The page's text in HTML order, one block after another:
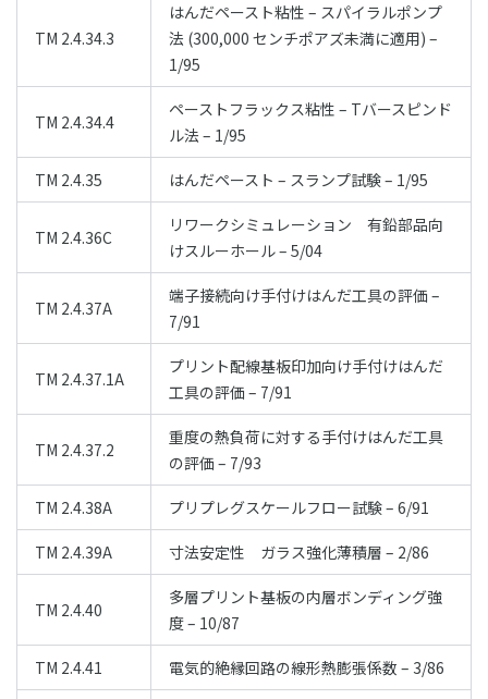
TM 2.4.34.3
はんだペースト粘性 – スパイラルポンプ
法 (300,000 センチポアズ未満に適用) –
1/95
TM 2.4.34.4
ペーストフラックス粘性 – Tバースピンド
ル法 – 1/95
TM 2.4.35 はんだペースト – スランプ試験 – 1/95
TM 2.4.36C
リワークシミュレーション 有鉛部品向
けスルーホール – 5/04
TM 2.4.37A
端子接続向け手付けはんだ工具の評価 –
7/91
TM 2.4.37.1A
プリント配線基板印加向け手付けはんだ
工具の評価 – 7/91
TM 2.4.37.2
重度の熱負荷に対する手付けはんだ工具
の評価 – 7/93
TM 2.4.38A プリプレグスケールフロー試験 – 6/91
TM 2.4.39A 寸法安定性 ガラス強化薄積層 – 2/86
TM 2.4.40
多層プリント基板の内層ボンディング強
度 – 10/87
TM 2.4.41 電気的絶縁回路の線形熱膨張係数 – 3/86